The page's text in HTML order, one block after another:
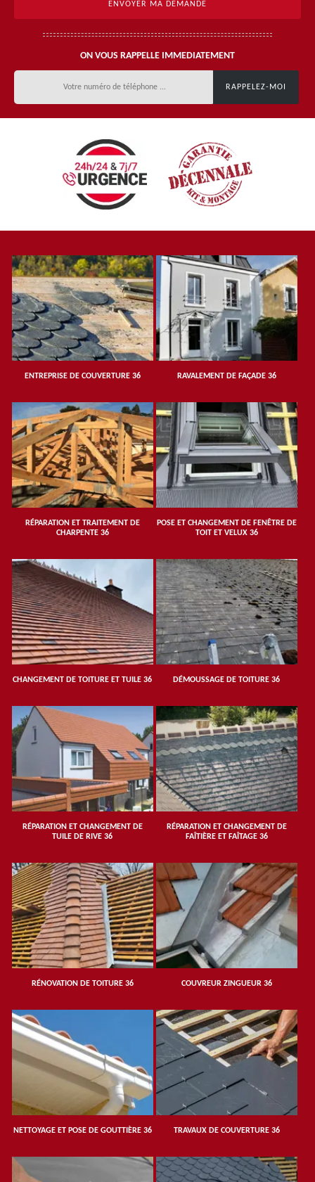
ON VOUS RAPPELLE IMMEDIATEMENT
ENTREPRISE DE COUVERTURE 36 RAVALEMENT DE FAÇADE 36
RÉPARATION ET TRAITEMENT DE
CHARPENTE 36
POSE ET CHANGEMENT DE FENÊTRE DE
TOIT ET VELUX 36
CHANGEMENT DE TOITURE ET TUILE 36 DÉMOUSSAGE DE TOITURE 36
RÉPARATION ET CHANGEMENT DE
TUILE DE RIVE 36
RÉPARATION ET CHANGEMENT DE
FAÎTIÈRE ET FAÎTAGE 36
RÉNOVATION DE TOITURE 36 COUVREUR ZINGUEUR 36
NETTOYAGE ET POSE DE GOUTTIÈRE 36 TRAVAUX DE COUVERTURE 36